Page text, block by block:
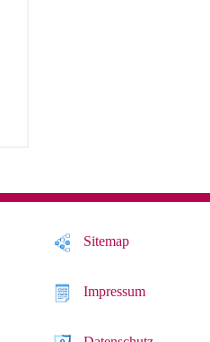
Sitemap
Impressum